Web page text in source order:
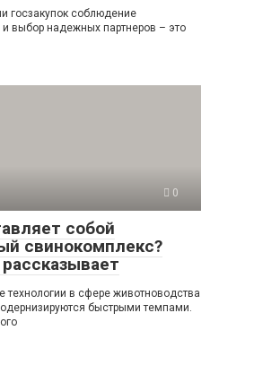
госзакупок соблюдение
и выбор надежных партнеров – это
0
собой
свинокомплекс?
технологии в сфере животноводства
быстрыми темпами.